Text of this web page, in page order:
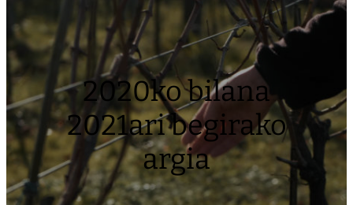
2020ko bilana
2021ari begirako
argia